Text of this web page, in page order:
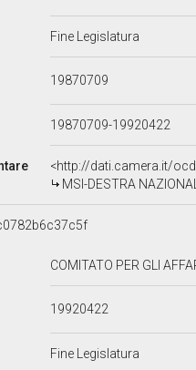
Fine Legislatura
19870709
19870709-19920422
<http://dati.camera.it/
MSI-DESTRA
COMITATO PER GLI
19920422
Fine Legislatura